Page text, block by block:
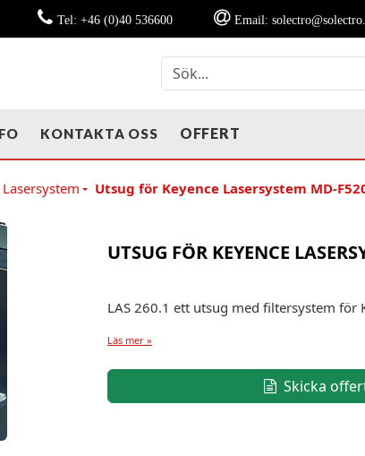
Tel: +46 (0)40 536600 Email:
KONTAKTA OSS OFFERT
Utsug för Keyence Lasersystem MD-
UTSUG FÖR KEYENCE
LAS 260.1 ett utsug med filtersystem för
Läs mer »
Skicka